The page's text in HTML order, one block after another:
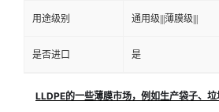
用途级别 通用级|||薄膜级|||
是否进口 是
LLDPE的一些薄膜市场，例如生产袋子、